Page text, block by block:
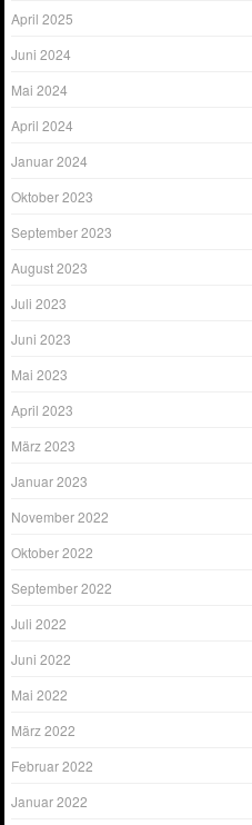
April 2025
Juni 2024
Mai 2024
April 2024
Januar 2024
Oktober 2023
September 2023
August 2023
Juli 2023
Juni 2023
Mai 2023
April 2023
März 2023
Januar 2023
November 2022
Oktober 2022
September 2022
Juli 2022
Juni 2022
Mai 2022
März 2022
Februar 2022
Januar 2022